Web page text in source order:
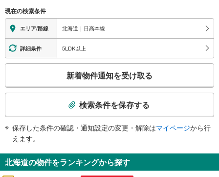
現在の検索条件
エリア/路線 北海道｜日高本線
詳細条件 5LDK以上
検
知
を
新着物件通知を受け取る
検索条件を保存する
保存した条件の確認・通知設定の変更・解除はマイページから行
えます。
北海道の物件をランキングから探す